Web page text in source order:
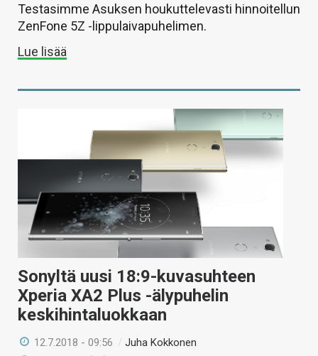
Testasimme Asuksen houkuttelevasti hinnoitellun
ZenFone 5Z -lippulaivapuhelimen.
Lue lisää
Sonyltä uusi 18:9-kuvasuhteen
Xperia XA2 Plus -älypuhelin
keskihintaluokkaan
12.7.2018 - 09:56 /Juha Kokkonen